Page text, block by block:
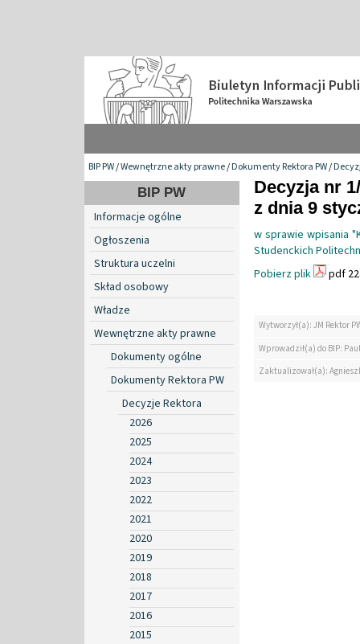
BIP PW/Wewnętrzne akty prawne/Dokumenty Rektora PW/
BIP PW
Informacje ogólne
Ogłoszenia
Struktura uczelni
Skład osobowy
Władze
Wewnętrzne akty prawne
Dokumenty ogólne
Dokumenty Rektora PW
Decyzje Rektora
2026
2025
2024
2023
2022
2021
2020
2019
2018
2017
2016
2015
Decyzja nr
z dnia 9
w sprawie wpisania
Studenckich
Pobierz plik
pdf
Wytworzył(a): JM Rektor
Wprowadził(a) do BIP:
Zaktualizował(a):